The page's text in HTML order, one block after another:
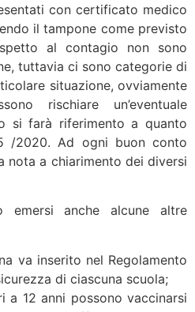
con certificato medico
il tampone come previsto
al contagio non sono
tuttavia ci sono categorie di
situazione, ovviamente
rischiare un’eventuale
si farà riferimento a quanto
/2020. Ad ogni buon conto
nota a chiarimento dei diversi
emersi anche alcune altre
va inserito nel Regolamento
di ciascuna scuola;
a 12 anni possono vaccinarsi